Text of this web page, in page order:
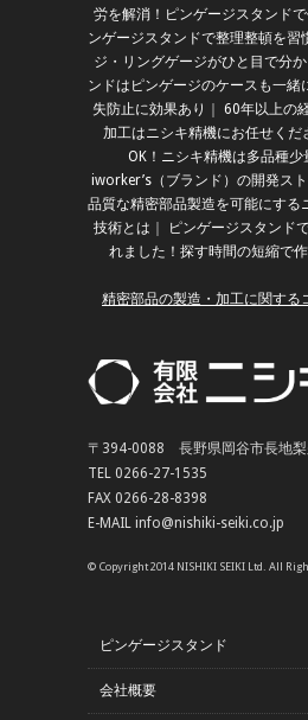
労を解消！ピンゲージスタンド
ンゲージスタンドで整理整頓を習
ジ・リングゲージがひと目で分
ンドはピンゲージのケースも一緒
失防止に効果あり ｜ 60年以上の
加工はニシキ精機にお任せくだ
OK！ニシキ精機は多品種
iworker’s（ブランド）の開発ス
品質な精密部品製造を可能にする
技術とは ｜
ピンゲージスタンド
れました！探す時間の短縮で
精密部品の製造・加工に関する
〒394-0088 長野県岡谷市長地梨
TEL 0266-27-1535
FAX 0266-28-8398
E-MAIL info@nishiki-seiki.co.jp
© Copyright 2014 NISHIKI SEIKI Ltd. All
ピンゲージスタンド
会社概要